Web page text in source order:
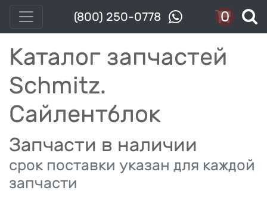
(800) 250-0778 0
Каталог запчастей
Schmitz.
Сайлентблок
Запчасти в наличии
срок поставки указан для каждой
запчасти